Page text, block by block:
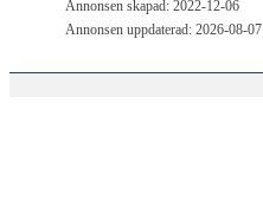
Annonsen skapad: 2022-12-06
Annonsen uppdaterad: 2026-08-07